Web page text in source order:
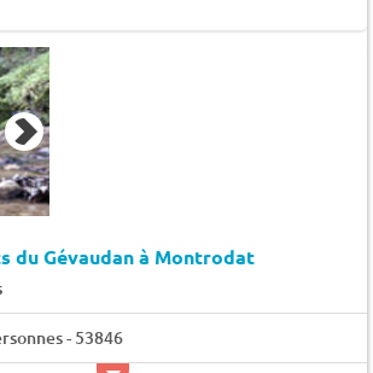
du Gévaudan à Montrodat
- 53846